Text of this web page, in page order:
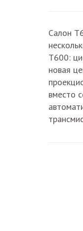
Салон
T600:
новая
вместо